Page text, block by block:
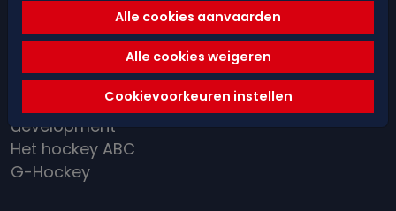
arbitrage
Red&Blue Academy
District / BeGold
development
Het hockey ABC
G-Hockey
Alle cookies aanvaarden
Alle cookies weigeren
Cookievoorkeuren instellen